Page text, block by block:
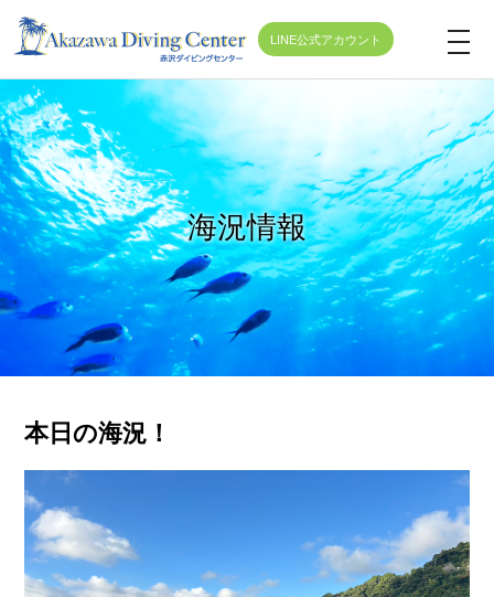
LINE公式アカウント
t
o
g
e
n
a
v
o
n
海況情報
本日の海況！